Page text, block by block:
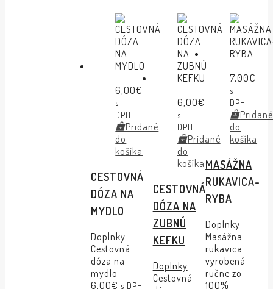
6,00€
s
DPH
Pridané
do
košíka
CESTOVNÁ
DÓZA NA
MYDLO
Doplnky
Cestovná
dóza na
mydlo
6,00€ s DPH
6,00€
s
DPH
Pridané
do
košíka
CESTOVNÁ
DÓZA NA
ZUBNÚ
KEFKU
Doplnky
Cestovná
7,00€
s
DPH
Pridané
do
košíka
MASÁŽNA
RUKAVICA-
RYBA
Doplnky
Masážna
rukavica
vyrobená
ručne zo
100%